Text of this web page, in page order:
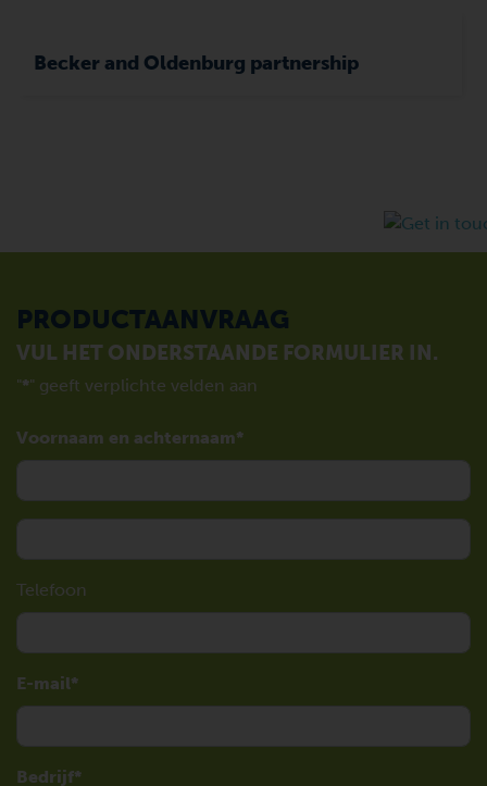
Becker and Oldenburg partnership
PRODUCTAANVRAAG
VUL HET ONDERSTAANDE FORMULIER IN.
"*" geeft verplichte velden aan
Voornaam en achternaam
Telefoon
E-mail
Bedrijf